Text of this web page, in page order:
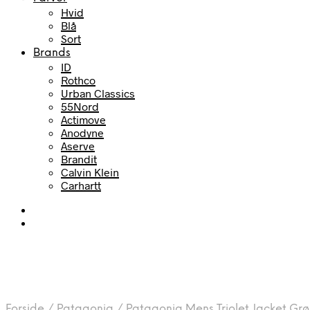
Hvid
Blå
Sort
Brands
ID
Rothco
Urban Classics
55Nord
Actimove
Anodyne
Aserve
Brandit
Calvin Klein
Carhartt